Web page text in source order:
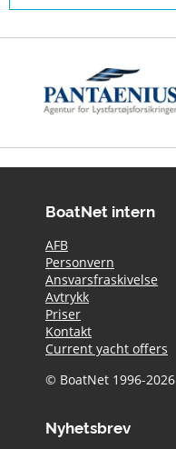
BoatNet intern
AFB
Personvern
Ansvarsfraskivelse
Avtrykk
Priser
Kontakt
Current yacht offers
© BoatNet 1996-2026
Nyhetsbrev